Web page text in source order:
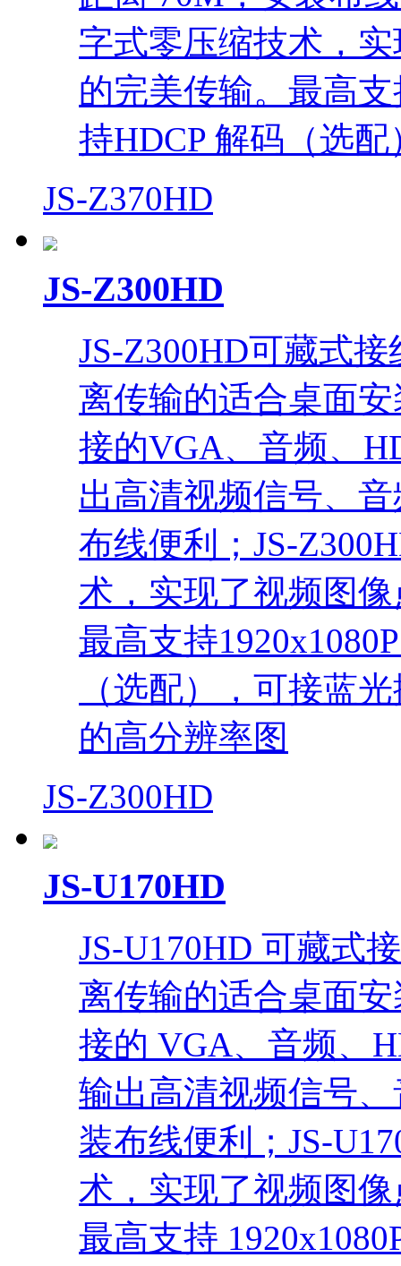
字式零压缩技术，
的完美传输。最高支
持HDCP 解码（选
JS-Z370HD
JS-Z300HD
JS-Z300HD可藏式
离传输的适合桌面
接的VGA、音频、
出高清视频信号、
布线便利；JS-
术，实现了视频图
最高支持
（选配），可接蓝
的高分辨率图
JS-Z300HD
JS-U170HD
JS-U170HD 可藏式
离传输的适合桌面
接的 VGA、音频、
输出高清视频信号
装布线便利；JS-
术，实现了视频图
最高支持